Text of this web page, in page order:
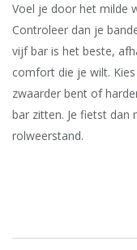
Voel je door het milde
Controleer dan je
vijf bar is het beste,
comfort die je wilt.
zwaarder bent of
bar zitten. Je fietst dan
rolweerstand.